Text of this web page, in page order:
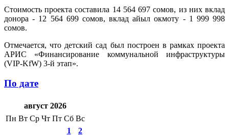
Стоимость проекта составила 14 564 697 сомов, из них вклад
донора - 12 564 699 сомов, вклад айыл окмоту - 1 999 998
сомов.
Отмечается, что детский сад был построен в рамках проекта
АРИС «Финансирование коммунальной инфраструктуры
(VIP-KfW) 3-й этап».
По дате
август 2026
Пн Вт Ср Чт Пт Сб Вс
1
2